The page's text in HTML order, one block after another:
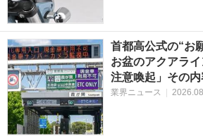
首都高公式の“お
お盆のアクアラ
注意喚起」その
業界ニュース